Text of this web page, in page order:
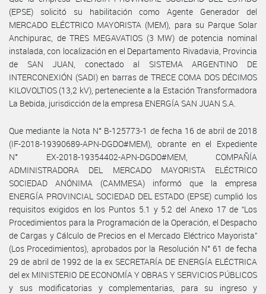
(EPSE) solicitó su habilitación como Agente Generador del
MERCADO ELÉCTRICO MAYORISTA (MEM), para su Parque Solar
Anchipurac, de TRES MEGAVATIOS (3 MW) de potencia nominal
instalada, con localización en el Departamento Rivadavia, Provincia
de SAN JUAN, conectado al SISTEMA ARGENTINO DE
INTERCONEXIÓN (SADI) en barras de TRECE COMA DOS DÉCIMOS
KILOVOLTIOS (13,2 kV), perteneciente a la Estación Transformadora
La Bebida, jurisdicción de la empresa ENERGÍA SAN JUAN S.A.
Que mediante la Nota N° B-125773-1 de fecha 16 de abril de 2018
(IF-2018-19390689-APN-DGDO#MEM), obrante en el Expediente
N° EX-2018-19354402-APN-DGDO#MEM, COMPAÑÍA
ADMINISTRADORA DEL MERCADO MAYORISTA ELÉCTRICO
SOCIEDAD ANÓNIMA (CAMMESA) informó que la empresa
ENERGÍA PROVINCIAL SOCIEDAD DEL ESTADO (EPSE) cumplió los
requisitos exigidos en los Puntos 5.1 y 5.2 del Anexo 17 de “Los
Procedimientos para la Programación de la Operación, el Despacho
de Cargas y Cálculo de Precios en el Mercado Eléctrico Mayorista”
(Los Procedimientos), aprobados por la Resolución N° 61 de fecha
29 de abril de 1992 de la ex SECRETARÍA DE ENERGÍA ELÉCTRICA
del ex MINISTERIO DE ECONOMÍA Y OBRAS Y SERVICIOS PÚBLICOS
y sus modificatorias y complementarias, para su ingreso y